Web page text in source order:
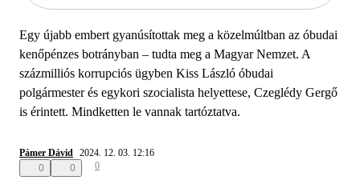
Egy újabb embert gyanúsítottak meg a közelmúltban az óbudai
kenőpénzes botrányban – tudta meg a Magyar Nemzet. A
százmilliós korrupciós ügyben Kiss László óbudai
polgármester és egykori szocialista helyettese, Czeglédy Gergő
is érintett. Mindketten le vannak tartóztatva.
Pámer Dávid 2024. 12. 03. 12:16
0
0 0